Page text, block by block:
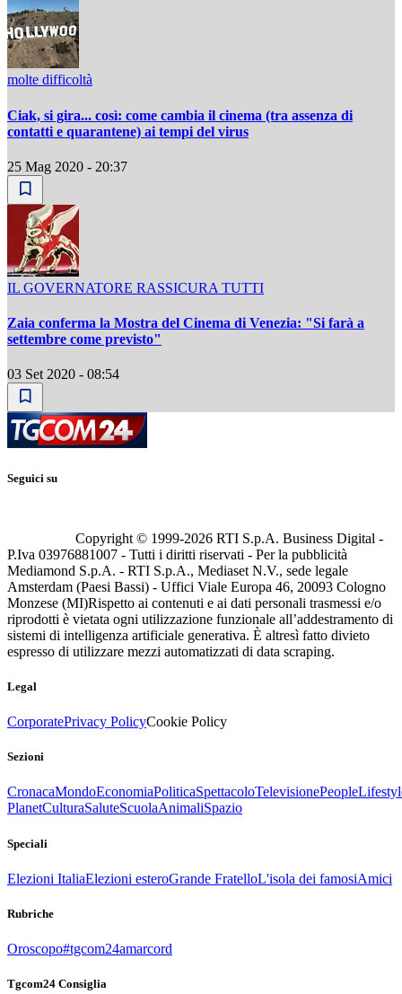
molte difficoltà
Ciak, si gira... così: come cambia il cinema (tra assenza di
contatti e quarantene) ai tempi del virus
25 Mag 2020 - 20:37
IL GOVERNATORE RASSICURA TUTTI
Zaia conferma la Mostra del Cinema di Venezia: "Si farà a
settembre come previsto"
03 Set 2020 - 08:54
Seguici su
Copyright © 1999-2026 RTI S.p.A. Business Digital -
P.Iva 03976881007 - Tutti i diritti riservati - Per la pubblicità
Mediamond S.p.A. - RTI S.p.A., Mediaset N.V., sede legale
Amsterdam (Paesi Bassi) - Uffici Viale Europa 46, 20093 Cologno
Monzese (MI)Rispetto ai contenuti e ai dati personali trasmessi e/o
riprodotti è vietata ogni utilizzazione funzionale all’addestramento di
sistemi di intelligenza artificiale generativa. È altresì fatto divieto
espresso di utilizzare mezzi automatizzati di data scraping.
Legal
CorporatePrivacy PolicyCookie Policy
Sezioni
CronacaMondoEconomiaPoliticaSpettacoloTelevisionePeople
PlanetCulturaSaluteScuolaAnimaliSpazio
Speciali
Elezioni ItaliaElezioni esteroGrande FratelloL'isola dei famosiAmici
Rubriche
Oroscopo#tgcom24amarcord
Tgcom24 Consiglia